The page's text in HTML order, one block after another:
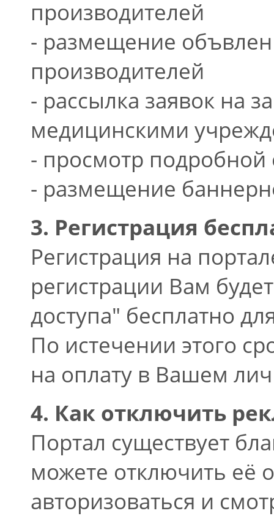
производителей
- размещение
производителей
- рассылка заявок на
медицинскими
- просмотр подробной
- размещение
3. Регистрация
Регистрация на
регистрации Вам
доступа" бесплатно
По истечении этого
на оплату в Вашем
4. Как отключить
Портал существует
можете отключить её
авторизоваться и